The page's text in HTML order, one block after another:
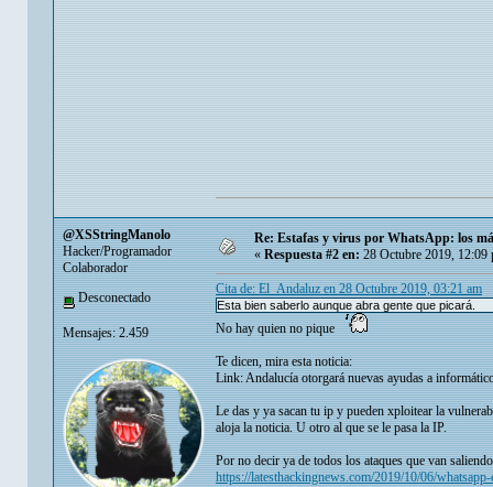
@XSStringManolo
Hacker/Programador
Colaborador
Desconectado
Mensajes: 2.459
Re: Estafas y virus por WhatsApp: los
«Respuesta #2 en:28 Octubre 2019, 12:09
Cita de: El_Andaluz en 28 Octubre 2019, 03:21 am
Esta bien saberlo aunque abra gente que picará.
No hay quien no pique
Te dicen, mira esta noticia:
Link: Andalucía otorgará nuevas ayudas a
Le das y ya sacan tu ip y pueden xploitear la
aloja la noticia. U otro al que se le pasa la IP.
Por no decir ya de todos los ataques que van
https://latesthackingnews.com/2019/10/06/